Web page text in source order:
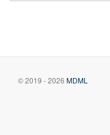
© 2019 - 2026 MDML